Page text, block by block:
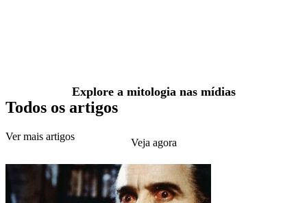
Todos os artigos
Ver mais artigos
Explore a mitologia nas mídias
Veja agora